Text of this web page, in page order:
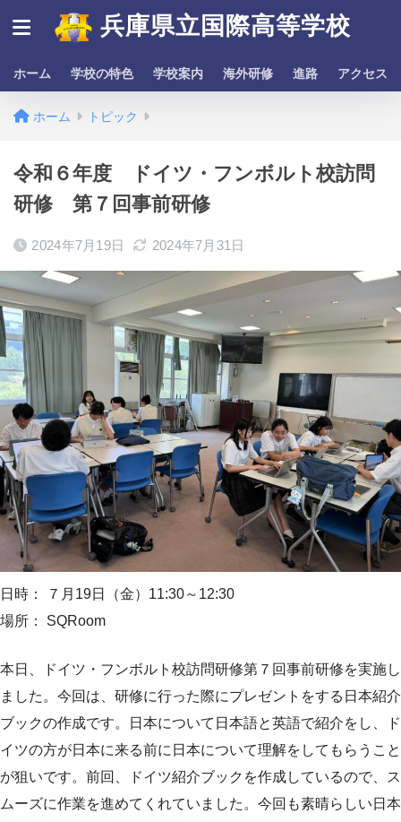
兵庫県立国際高等学校
ホーム 学校の特色 学校案内 海外研修 進路 アクセス
ホーム トピック
令和６年度 ドイツ・フンボルト校訪問
研修 第７回事前研修
2024年7月19日 2024年7月31日
日時： ７月19日（金）11:30～12:30
場所： SQRoom
本日、ドイツ・フンボルト校訪問研修第７回事前研修を実施し
ました。今回は、研修に行った際にプレゼントをする日本紹介
ブックの作成です。日本について日本語と英語で紹介をし、ド
イツの方が日本に来る前に日本について理解をしてもらうこと
が狙いです。前回、ドイツ紹介ブックを作成しているので、ス
ムーズに作業を進めてくれていました。今回も素晴らしい日本